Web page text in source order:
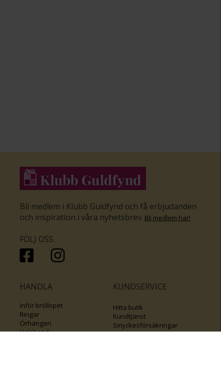
Bli medlem i Klubb Guldfynd och få erbjudanden
och inspiration i våra nyhetsbrev. Bli medlem här!
FÖLJ OSS
HANDLA
Inför bröllopet
Ringar
Örhängen
Halsband
KUNDSERVICE
Hitta butik
Kundtjänst
Smyckesförsäkringar
Klubb Guldfynd